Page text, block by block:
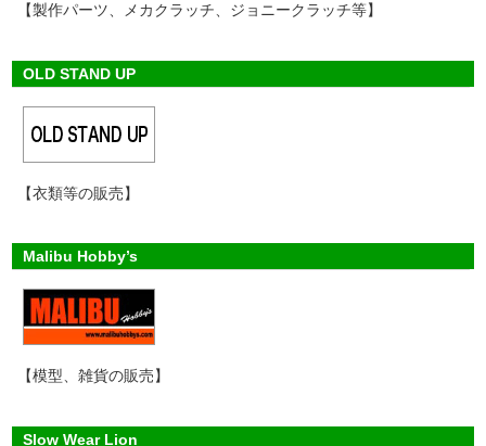
【製作パーツ、メカクラッチ、ジョニークラッチ等】
OLD STAND UP
【衣類等の販売】
Malibu Hobby’s
【模型、雑貨の販売】
Slow Wear Lion